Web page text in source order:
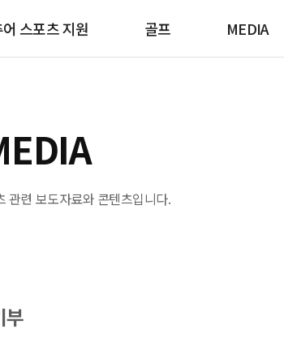
스포츠 지원 골프 MEDIA
관련 보도자료와 콘텐츠입니다.
부